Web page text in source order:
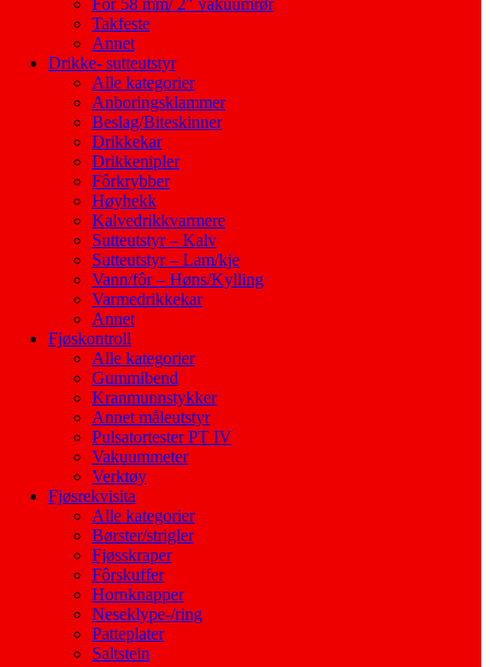
For 58 mm/ 2″ vakuumrør
Takfeste
Annet
Drikke- sutteutstyr
Alle kategorier
Anboringsklammer
Beslag/Biteskinner
Drikkekar
Drikkenipler
Fôrkrybber
Høyhekk
Kalvedrikkvarmere
Sutteutstyr – Kalv
Sutteutstyr – Lam/kje
Vann/fôr – Høns/Kylling
Varmedrikkekar
Annet
Fjøskontroll
Alle kategorier
Gummibend
Kranmunnstykker
Annet måleutstyr
Pulsatortester PT IV
Vakuummeter
Verktøy
Fjøsrekvisita
Alle kategorier
Børster/strigler
Fjøsskraper
Fôrskuffer
Hornknapper
Neseklype-/ring
Patteplater
Saltstein